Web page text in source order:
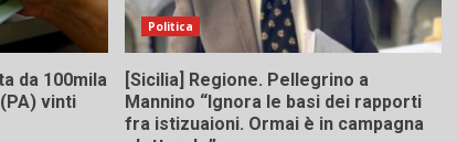
da 100mila
vinti
Politica
[Sicilia] Regione. Pellegrino a
Mannino “Ignora le basi dei rapporti
fra istizuaioni. Ormai è in campagna